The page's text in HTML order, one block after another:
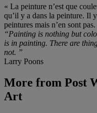
« La peinture n’est que
qu’il y a dans la peinture. Il
peintures mais n’en sont pas.
“Painting is nothing but
is in painting. There are
not. ”
Larry Poons
More from Post
Art